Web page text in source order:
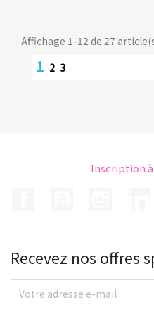
Affichage 1-12 de 27
1 2 3
Inscription
Recevez nos offres